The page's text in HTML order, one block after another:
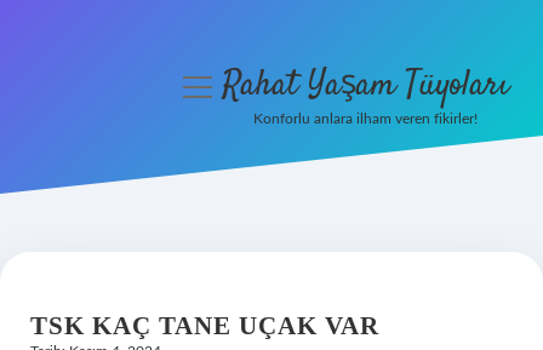
Hakkımızda
menüyüRahat Yaşam Tüyoları
Konforlu anlara ilham veren fikirler!
TSK KAÇ TANE UÇAK VAR